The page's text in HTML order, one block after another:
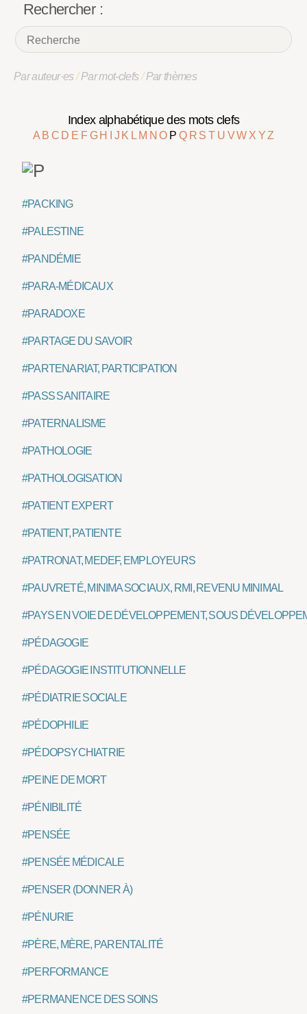
Rechercher :
Par auteur·es/Par mot-clefs/Par thèmes
Index alphabétique des mots clefs
A B C D E F G H J K L M NO P Q R ST U VW X YZ
#PACKING
#PALESTINE
#PANDÉMIE
#PARA-MÉDICAUX
#PARADOXE
#PARTAGE DU SAVOIR
#PARTENARIAT, PARTICIPATION
#PASS SANITAIRE
#PATERNALISME
#PATHOLOGIE
#PATHOLOGISATION
#PATIENT EXPERT
#PATIENT, PATIENTE
#PATRONAT, MEDEF, EMPLOYEURS
#PAUVRETÉ, MINIMA SOCIAUX, RMI, REVENU MINIMAL
#PAYS EN VOIE DE DÉVELOPPEMENT, SOUS
#PÉDAGOGIE
#PÉDAGOGIE INSTITUTIONNELLE
#PÉDIATRIE SOCIALE
#PÉDOPHILIE
#PÉDOPSYCHIATRIE
#PEINE DE MORT
#PÉNIBILITÉ
#PENSÉE
#PENSÉE MÉDICALE
#PENSER (DONNER À)
#PÉNURIE
#PÈRE, MÈRE, PARENTALITÉ
#PERFORMANCE
#PERMANENCE DES SOINS